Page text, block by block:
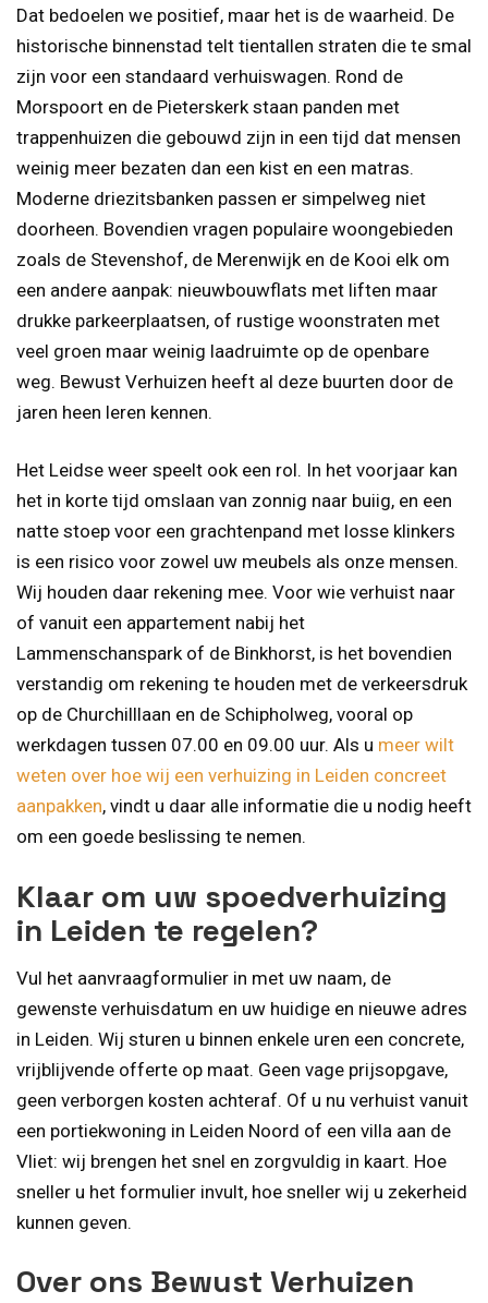
Dat bedoelen we positief, maar het is de waarheid. De
historische binnenstad telt tientallen straten die te smal
zijn voor een standaard verhuiswagen. Rond de
Morspoort en de Pieterskerk staan panden met
trappenhuizen die gebouwd zijn in een tijd dat mensen
weinig meer bezaten dan een kist en een matras.
Moderne driezitsbanken passen er simpelweg niet
doorheen. Bovendien vragen populaire woongebieden
zoals de Stevenshof, de Merenwijk en de Kooi elk om
een andere aanpak: nieuwbouwflats met liften maar
drukke parkeerplaatsen, of rustige woonstraten met
veel groen maar weinig laadruimte op de openbare
weg. Bewust Verhuizen heeft al deze buurten door de
jaren heen leren kennen.
Het Leidse weer speelt ook een rol. In het voorjaar kan
het in korte tijd omslaan van zonnig naar buiig, en een
natte stoep voor een grachtenpand met losse klinkers
is een risico voor zowel uw meubels als onze mensen.
Wij houden daar rekening mee. Voor wie verhuist naar
of vanuit een appartement nabij het
Lammenschanspark of de Binkhorst, is het bovendien
verstandig om rekening te houden met de verkeersdruk
op de Churchilllaan en de Schipholweg, vooral op
werkdagen tussen 07.00 en 09.00 uur. Als u meer wilt
weten over hoe wij een verhuizing in Leiden concreet
aanpakken, vindt u daar alle informatie die u nodig heeft
om een goede beslissing te nemen.
Klaar om uw spoedverhuizing
in Leiden te regelen?
Vul het aanvraagformulier in met uw naam, de
gewenste verhuisdatum en uw huidige en nieuwe adres
in Leiden. Wij sturen u binnen enkele uren een concrete,
vrijblijvende offerte op maat. Geen vage prijsopgave,
geen verborgen kosten achteraf. Of u nu verhuist vanuit
een portiekwoning in Leiden Noord of een villa aan de
Vliet: wij brengen het snel en zorgvuldig in kaart. Hoe
sneller u het formulier invult, hoe sneller wij u zekerheid
kunnen geven.
Over ons Bewust Verhuizen